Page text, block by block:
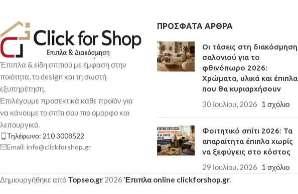
Έπιπλα & είδη σπιτιού με έμφαση στην
ποιότητα, το design και τη σωστή
εξυπηρέτηση.
Επιλέγουμε προσεκτικά κάθε προϊόν για
να κάνουμε το σπίτι σου πιο όμορφο και
λειτουργικό.
Τηλέφωνο: 210 3008522
Email: info@clickforshop.gr
ΠΡΌΣΦΑΤΑ ΆΡΘΡΑ
Οι τάσεις στη διακόσμηση
σαλονιού για το
φθινόπωρο 2026:
Χρώματα, υλικά και έπιπλα
που θα κυριαρχήσουν
30 Ιουλίου, 2026 1 σχόλιο
Φοιτητικό σπίτι 2026: Τα
απαραίτητα έπιπλα χωρίς
να ξεφύγεις στο κόστος
29 Ιουλίου, 2026 1 σχόλιο
Δημιουργήθηκε από Topseo.gr 2026 Έπιπλα online clickforshop.gr.